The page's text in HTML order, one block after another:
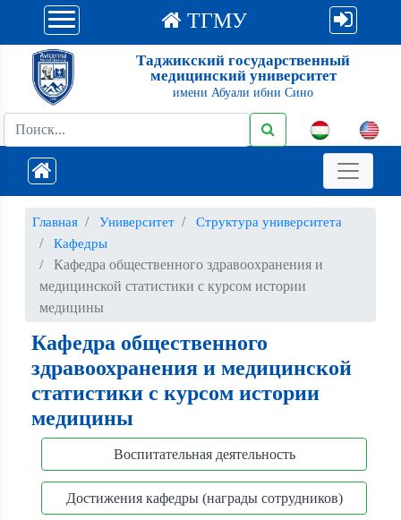
ТГМУ
Таджикский государственный
медицинский университет
имени Абуали ибни Сино
Главная Университет
Структура университета
Кафедры
Кафедра общественного здравоохранения и
медицинской статистики с курсом истории
медицины
Кафедра общественного
здравоохранения и медицинской
статистики с курсом истории
медицины
Воспитательная деятельность
Достижения кафедры (награды сотрудников)